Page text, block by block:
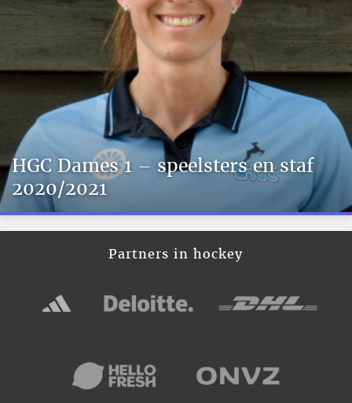
HGC Dames 1 – speelsters en staf
2020/2021
Partners in hockey